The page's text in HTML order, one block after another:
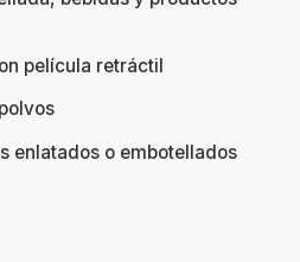
película retráctil
enlatados o embotellados